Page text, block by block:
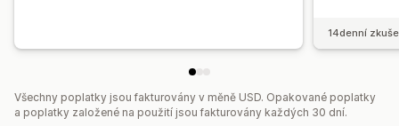
14denní
Všechny poplatky jsou fakturovány v měně USD. Opakované poplatky
a poplatky založené na použití jsou fakturovány každých 30 dní.